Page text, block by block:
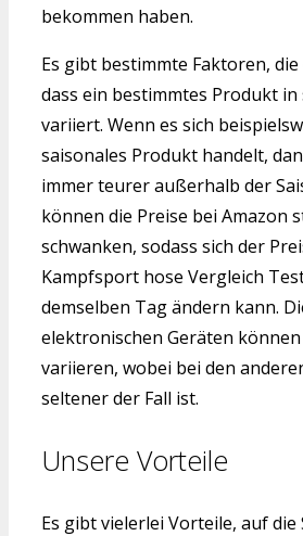
bekommen haben.
Es gibt bestimmte Faktoren,
dass ein bestimmtes Produkt in
variiert. Wenn es sich
saisonales Produkt handelt,
immer teurer außerhalb der
können die Preise bei Amazon
schwanken, sodass sich der
Kampfsport hose Vergleich
demselben Tag ändern kann.
elektronischen Geräten
variieren, wobei bei den
seltener der Fall ist.
Unsere Vorteile
Es gibt vielerlei Vorteile, auf die